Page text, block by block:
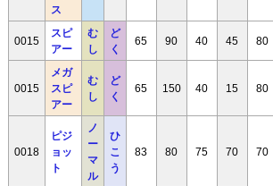
ス
0015
スピ
アー
む
し
ど
く
65 90 40 45 80
0015
メガ
スピ
アー
む
し
ど
く
65 150 40 15 80
0018
ピジ
ョッ
ト
ノ
ー
マ
ル
ひ
こ
う
83 80 75 70 70